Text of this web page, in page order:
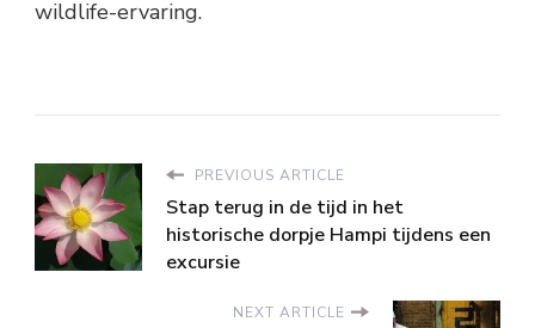
wildlife-ervaring.
PREVIOUS ARTICLE
Stap terug in de tijd in het
historische dorpje Hampi tijdens een
excursie
NEXT ARTICLE